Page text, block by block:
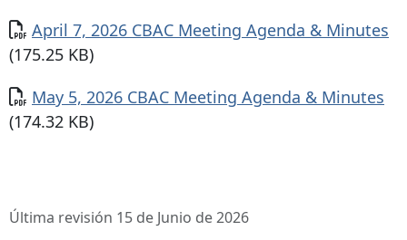
Documento
April 7, 2026 CBAC Meeting Agenda & Minutes
(175.25 KB)
Documento
May 5, 2026 CBAC Meeting Agenda & Minutes
(174.32 KB)
Última revisión 15 de Junio de 2026